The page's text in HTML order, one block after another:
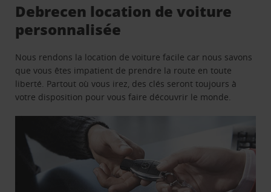
Debrecen location de voiture
personnalisée
Nous rendons la location de voiture facile car nous savons
que vous êtes impatient de prendre la route en toute
liberté. Partout où vous irez, des clés seront toujours à
votre disposition pour vous faire découvrir le monde.